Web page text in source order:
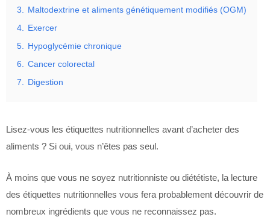
3. Maltodextrine et aliments génétiquement modifiés (OGM)
4. Exercer
5. Hypoglycémie chronique
6. Cancer colorectal
7. Digestion
Lisez-vous les étiquettes nutritionnelles avant d’acheter des
aliments ? Si oui, vous n’êtes pas seul.
À moins que vous ne soyez nutritionniste ou diététiste, la lecture
des étiquettes nutritionnelles vous fera probablement découvrir de
nombreux ingrédients que vous ne reconnaissez pas.